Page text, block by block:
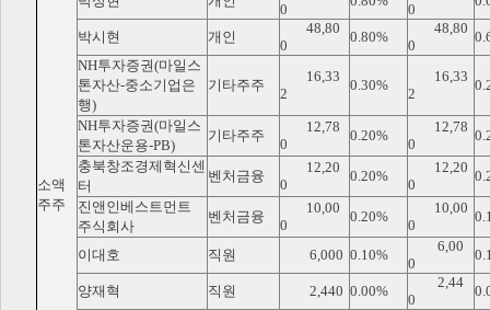
소액
주주
0
0
박시현 개인
48,80
0
0.80%
48,80
0
NH투자증권(마일스
톤자산-중소기업은
행)
기타주주
16,33
2
0.30%
16,33
2
NH투자증권(마일스
톤자산운용-PB)
기타주주
12,78
0
0.20%
12,78
0
충북창조경제혁신센
터
벤처금융
12,20
0
0.20%
12,20
0
진앤인베스트먼트
주식회사
벤처금융
10,00
0
0.20%
10,00
0
이대호 직원 6,000 0.10%
6,00
0
양재혁 직원 2,440 0.00%
2,44
0